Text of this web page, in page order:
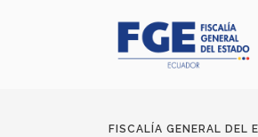
FISCALÍA GENERAL DEL